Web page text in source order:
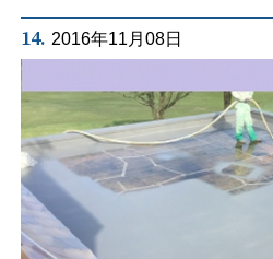
14. 2016年11月08日